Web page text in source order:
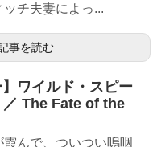
チ夫妻によっ...
事を読む
】ワイルド・スピー
／ The Fate of the
んで、ついつい嗚咽